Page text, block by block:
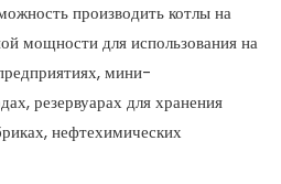
производить котлы на
мощности для использования на
мини-
резервуарах для хранения
нефтехимических